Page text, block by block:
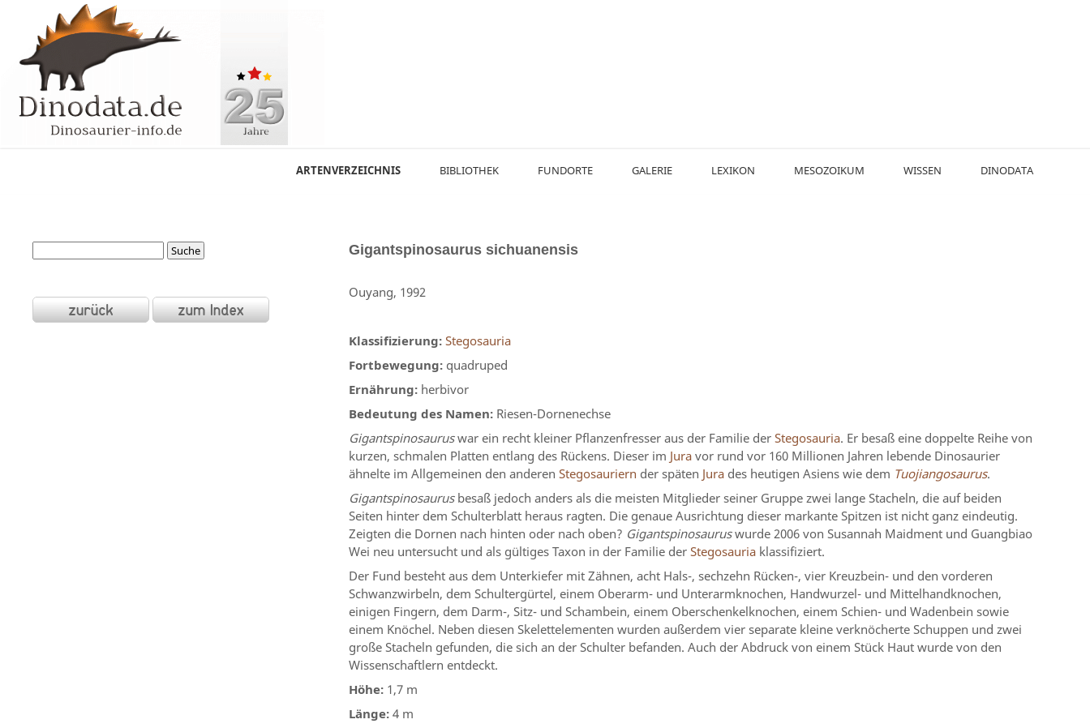
ARTENVERZEICHNIS BIBLIOTHEK FUNDORTE GALERIE LEXIKON MESOZOIKUM WISSEN DINODATA
Gigantspinosaurus sichuanensis
Ouyang, 1992
Klassifizierung: Stegosauria
Fortbewegung: quadruped
Ernährung: herbivor
Bedeutung des Namen: Riesen-Dornenechse
Gigantspinosauruswar ein recht kleiner Pflanzenfresser aus der Familie der Stegosauria. Er besaß eine doppelte Reihe von
kurzen, schmalen Platten entlang des Rückens. Dieser im Jura vor rund vor 160 Millionen Jahren lebende Dinosaurier
ähnelte im Allgemeinen den anderen Stegosauriern der späten Jura des heutigen Asiens wie dem Tuojiangosaurus.
Gigantspinosaurusbesaß jedoch anders als die meisten Mitglieder seiner Gruppe zwei lange Stacheln, die auf beiden
Seiten hinter dem Schulterblatt heraus ragten. Die genaue Ausrichtung dieser markante Spitzen ist nicht ganz eindeutig.
Zeigten die Dornen nach hinten oder nach oben? Gigantspinosauruswurde 2006 von Susannah Maidment und Guangbiao
Wei neu untersucht und als gültiges Taxon in der Familie der Stegosauria klassifiziert.
Der Fund besteht aus dem Unterkiefer mit Zähnen, acht Hals-, sechzehn Rücken-, vier Kreuzbein- und den vorderen
Schwanzwirbeln, dem Schultergürtel, einem Oberarm- und Unterarmknochen, Handwurzel- und Mittelhandknochen,
einigen Fingern, dem Darm-, Sitz- und Schambein, einem Oberschenkelknochen, einem Schien- und Wadenbein sowie
einem Knöchel. Neben diesen Skelettelementen wurden außerdem vier separate kleine verknöcherte Schuppen und zwei
große Stacheln gefunden, die sich an der Schulter befanden. Auch der Abdruck von einem Stück Haut wurde von den
Wissenschaftlern entdeckt.
Höhe: 1,7 m
Länge: 4 m